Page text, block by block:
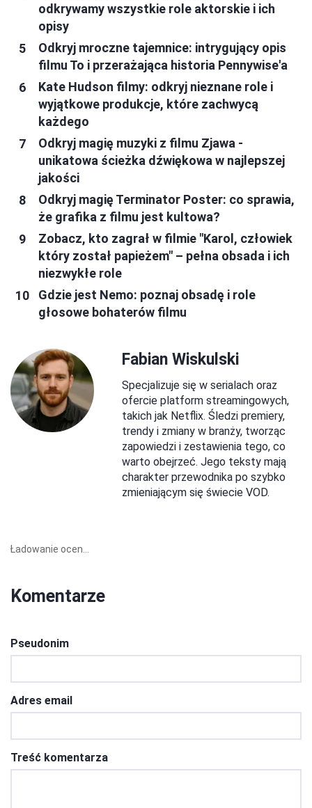
odkrywamy wszystkie role aktorskie i ich
opisy
Odkryj mroczne tajemnice: intrygujący opis
filmu To i przerażająca historia Pennywise'a
Kate Hudson filmy: odkryj nieznane role i
wyjątkowe produkcje, które zachwycą
każdego
Odkryj magię muzyki z filmu Zjawa -
unikatowa ścieżka dźwiękowa w najlepszej
jakości
Odkryj magię Terminator Poster: co sprawia,
że grafika z filmu jest kultowa?
Zobacz, kto zagrał w filmie "Karol, człowiek
który został papieżem" – pełna obsada i ich
niezwykłe role
Gdzie jest Nemo: poznaj obsadę i role
głosowe bohaterów filmu
Fabian Wiskulski
Specjalizuje się w serialach oraz
ofercie platform streamingowych,
takich jak Netflix. Śledzi premiery,
trendy i zmiany w branży, tworząc
zapowiedzi i zestawienia tego, co
warto obejrzeć. Jego teksty mają
charakter przewodnika po szybko
zmieniającym się świecie VOD.
Ładowanie ocen...
Komentarze
Pseudonim
Adres email
Treść komentarza